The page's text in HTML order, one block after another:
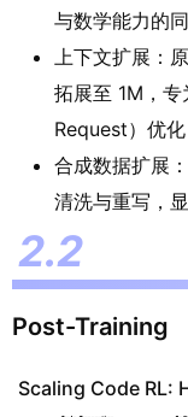
与数学能力的
上下文扩展：
拓展至 1M，
Request）优
合成数据扩展
清洗与重写，
Post-Training
Scaling Code RL: